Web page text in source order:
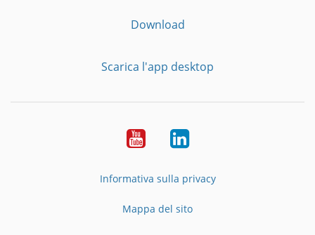
Download
Scarica l'app desktop
YouTubeLinkedIn
Informativa sulla privacy
Mappa del sito